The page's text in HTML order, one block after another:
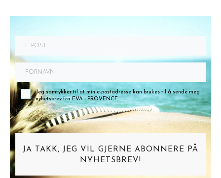
Jeg samtykker til at min e-postadresse kan brukes til å sende meg
nyhetsbrev fra EVA i PROVENCE
JA TAKK, JEG VIL GJERNE ABONNERE PÅ
NYHETSBREV!